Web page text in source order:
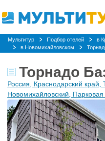
Мультитур Подбор отелей в
в Новомихайловском
Торнадо
Россия, Краснодарский край,
Новомихайловский, Парковая